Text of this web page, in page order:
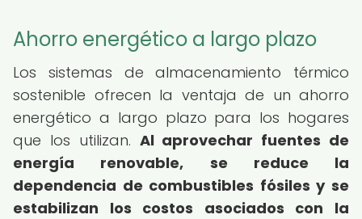
Ahorro energético a largo plazo
Los sistemas de almacenamiento térmico
sostenible ofrecen la ventaja de un ahorro
energético a largo plazo para los hogares
que los utilizan. Al aprovechar fuentes de
energía renovable, se reduce la
dependencia de combustibles fósiles y se
estabilizan los costos asociados con la